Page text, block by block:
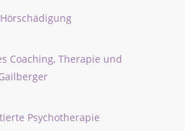
Coaching, Therapie und
Psychotherapie